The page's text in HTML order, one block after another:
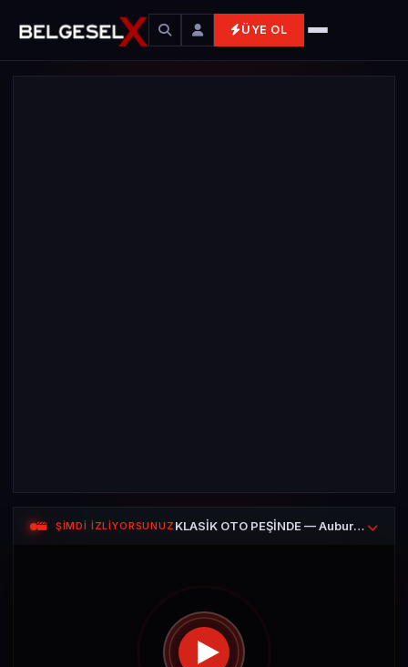
ÜYE OL
ŞİMDİ İZLİYORSUNUZ KLASİK OTO PEŞİNDE — Auburnlar Çok Eğleniyor